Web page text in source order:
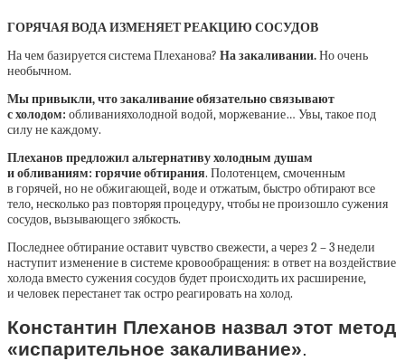
ГОРЯЧАЯ ВОДА ИЗМЕНЯЕТ РЕАКЦИЮ СОСУДОВ
На чем базируется система Плеханова? На закаливании.Но очень
необычном.
Мы привыкли, что закаливание обязательно связывают
с холодом: обливанияхолодной водой, моржевание… Увы, такое под
силу не каждому.
Плеханов предложил альтернативу холодным душам
и обливаниям: горячие обтирания. Полотенцем, смоченным
в горячей, но не обжигающей, воде и отжатым, быстро обтирают все
тело, несколько раз повторяя процедуру, чтобы не произошло сужения
сосудов, вызывающего зябкость.
Последнее обтирание оставит чувство свежести, а через 2 – 3 недели
наступит изменение в системе кровообращения: в ответ на воздействие
холода вместо сужения сосудов будет происходить их расширение,
и человек перестанет так остро реагировать на холод.
Константин Плеханов назвал этот метод
«испарительное закаливание».